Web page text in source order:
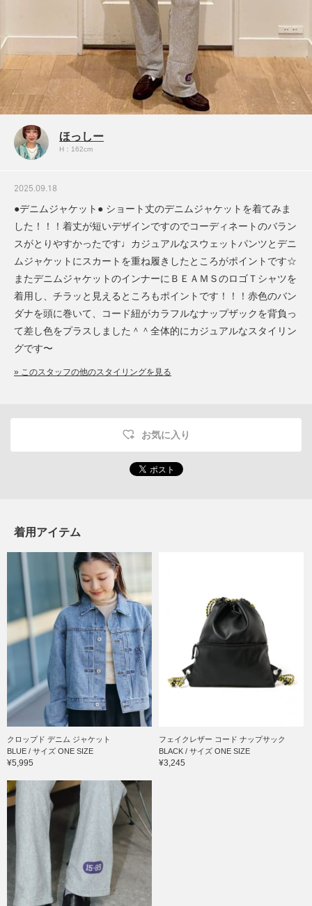
ほっしー
H：162cm
2025.09.18
●デニムジャケット● ショート丈のデニムジャケットを着てみま
した！！！着丈が短いデザインですのでコーディネートのバラン
スがとりやすかったです♩カジュアルなスウェットパンツとデニ
ムジャケットにスカートを重ね履きしたところがポイントです☆
またデニムジャケットのインナーにＢＥＡＭＳのロゴＴシャツを
着用し、チラッと見えるところもポイントです！！！赤色のバン
ダナを頭に巻いて、コード紐がカラフルなナップザックを背負っ
て差し色をプラスしました＾＾全体的にカジュアルなスタイリン
グです〜
» このスタッフの他のスタイリングを見る
お気に入り
着用アイテム
クロップド デニム ジャケット
BLUE / サイズ ONE SIZE
¥5,995
フェイクレザー コード ナップサック
BLACK / サイズ ONE SIZE
¥3,245